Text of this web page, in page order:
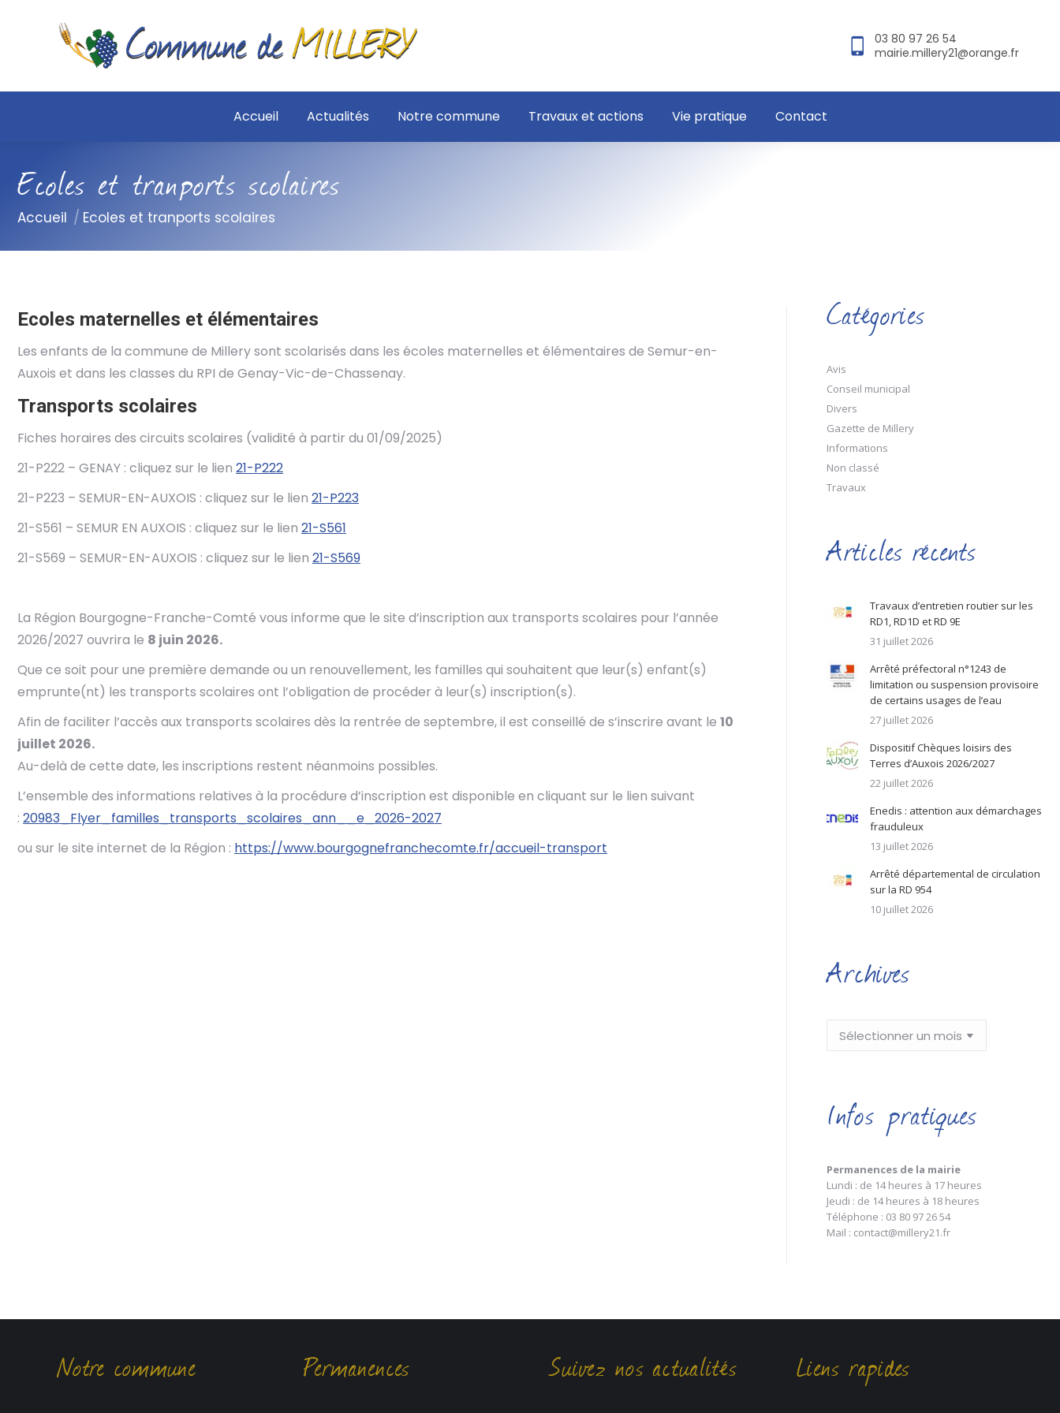
03 80 97 26 54
mairie.millery21@orange.fr
Accueil Actualités Notre commune Travaux et actions Vie pratique Contact
Ecoles et tranports scolaires
Vous êtes ici :
Accueil Ecoles et tranports scolaires
Ecoles maternelles et élémentaires
Les enfants de la commune de Millery sont scolarisés dans les écoles maternelles et élémentaires de Semur-en-
Auxois et dans les classes du RPI de Genay-Vic-de-Chassenay.
Transports scolaires
Fiches horaires des circuits scolaires (validité à partir du 01/09/2025)
21-P222 – GENAY : cliquez sur le lien 21-P222
21-P223 – SEMUR-EN-AUXOIS : cliquez sur le lien 21-P223
21-S561 – SEMUR EN AUXOIS : cliquez sur le lien 21-S561
21-S569 – SEMUR-EN-AUXOIS : cliquez sur le lien 21-S569
La Région Bourgogne-Franche-Comté vous informe que le site d’inscription aux transports scolaires pour l’année
2026/2027 ouvrira le 8 juin 2026.
Que ce soit pour une première demande ou un renouvellement, les familles qui souhaitent que leur(s) enfant(s)
emprunte(nt) les transports scolaires ont l’obligation de procéder à leur(s) inscription(s).
Afin de faciliter l’accès aux transports scolaires dès la rentrée de septembre, il est conseillé de s’inscrire avant le 10
juillet 2026.
Au-delà de cette date, les inscriptions restent néanmoins possibles.
L’ensemble des informations relatives à la procédure d’inscription est disponible en cliquant sur le lien suivant
: 20983_Flyer_familles_transports_scolaires_ann__e_2026-2027
ou sur le site internet de la Région : https://www.bourgognefranchecomte.fr/accueil-transport
Catégories
Avis
Conseil municipal
Divers
Gazette de Millery
Informations
Non classé
Travaux
Articles récents
Travaux d’entretien routier sur les
RD1, RD1D et RD 9E
31 juillet 2026
Arrêté préfectoral n°1243 de
limitation ou suspension provisoire
de certains usages de l’eau
27 juillet 2026
Dispositif Chèques loisirs des
Terres d’Auxois 2026/2027
22 juillet 2026
Enedis : attention aux démarchages
frauduleux
13 juillet 2026
Arrêté départemental de circulation
sur la RD 954
10 juillet 2026
Archives
Infos pratiques
Permanences de la mairie
Lundi : de 14 heures à 17 heures
Jeudi : de 14 heures à 18 heures
Téléphone : 03 80 97 26 54
Mail : contact@millery21.fr
Notre commune Permanences Suivez nos actualités Liens rapides